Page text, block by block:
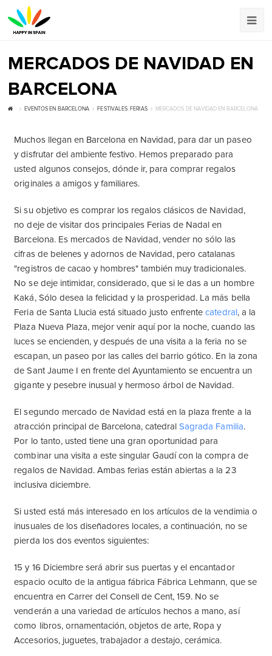
MERCADOS DE NAVIDAD EN
BARCELONA
EVENTOS EN BARCELONA FESTIVALES, FERIAS MERCADOS DE NAVIDAD EN BARCELONA
Muchos llegan en Barcelona en Navidad, para dar un paseo
y disfrutar del ambiente festivo. Hemos preparado para
usted algunos consejos, dónde ir, para comprar regalos
originales a amigos y familiares.
Si su objetivo es comprar los regalos clásicos de Navidad,
no deje de visitar dos principales Ferias de Nadal en
Barcelona. Es mercados de Navidad, vender no sólo las
cifras de belenes y adornos de Navidad, pero catalanas
"registros de cacao y hombres" también muy tradicionales.
No se deje intimidar, considerado, que si le das a un hombre
Kaká, Sólo desea la felicidad y la prosperidad. La más bella
Feria de Santa Llucia está situado justo enfrentecatedral, a la
Plaza Nueva Plaza, mejor venir aquí por la noche, cuando las
luces se encienden, y después de una visita a la feria no se
escapan, un paseo por las calles del barrio gótico. En la zona
de Sant Jaume I en frente del Ayuntamiento se encuentra un
gigante y pesebre inusual y hermoso árbol de Navidad.
El segundo mercado de Navidad está en la plaza frente a la
atracción principal de Barcelona, catedralSagrada Familia.
Por lo tanto, usted tiene una gran oportunidad para
combinar una visita a este singular Gaudí con la compra de
regalos de Navidad. Ambas ferias están abiertas a la 23
inclusiva diciembre.
Si usted está más interesado en los artículos de la vendimia o
inusuales de los diseñadores locales, a continuación, no se
pierda los dos eventos siguientes:
15 y 16 Diciembre será abrir sus puertas y el encantador
espacio oculto de la antigua fábrica Fábrica Lehmann, que se
encuentra en Carrer del Consell de Cent, 159. No se
venderán a una variedad de artículos hechos a mano, así
como libros, ornamentación, objetos de arte, Ropa y
Accesorios, juguetes, trabajador a destajo, cerámica.